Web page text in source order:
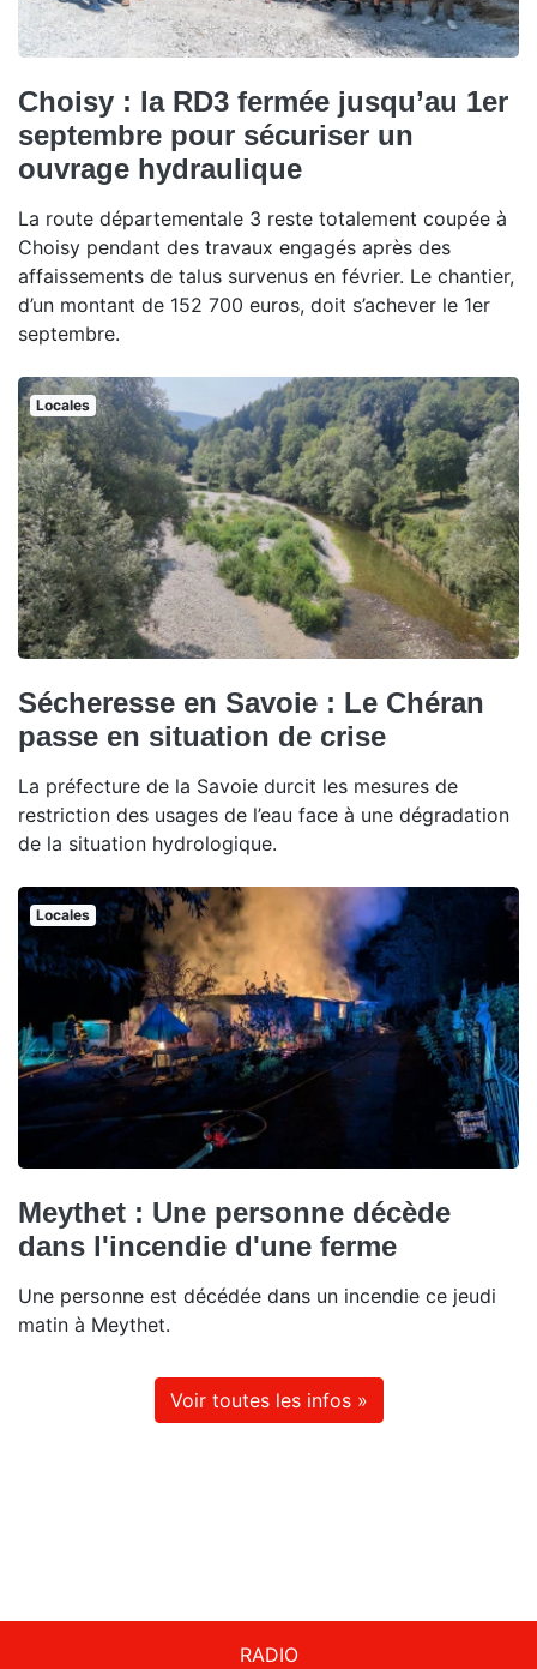
Choisy : la RD3 fermée jusqu’au 1er
septembre pour sécuriser un
ouvrage hydraulique
La route départementale 3 reste totalement coupée à
Choisy pendant des travaux engagés après des
affaissements de talus survenus en février. Le chantier,
d’un montant de 152 700 euros, doit s’achever le 1er
septembre.
Locales
Sécheresse en Savoie : Le Chéran
passe en situation de crise
La préfecture de la Savoie durcit les mesures de
restriction des usages de l’eau face à une dégradation
de la situation hydrologique.
Locales
Meythet : Une personne décède
dans l'incendie d'une ferme
Une personne est décédée dans un incendie ce jeudi
matin à Meythet.
Voir toutes les infos »
RADIO